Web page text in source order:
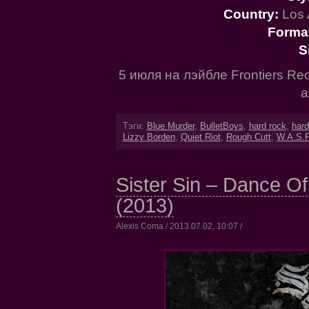
Country: Los
5 июля на лэйбле Frontiers
Тэги: Blue Murder, BulletBoys, hard rock,
Lizzy Borden, Quiet Riot, Rough Cutt,
Sister Sin – Dance
(2013)
Alexis Coma / 2013.07.02, 10:07 /